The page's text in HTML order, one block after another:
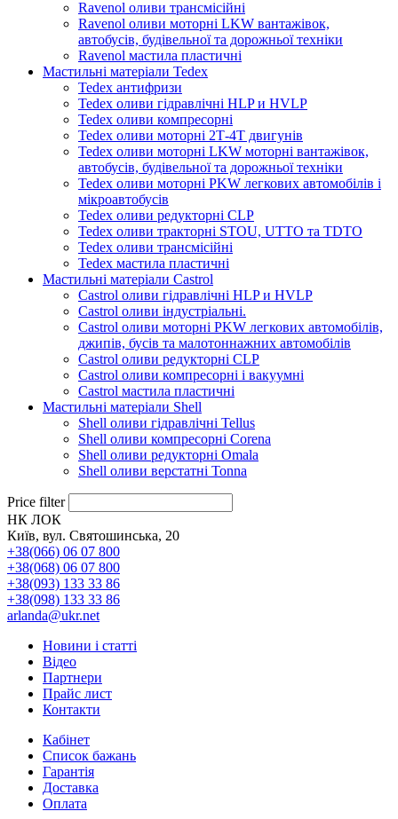
Ravenol оливи трансмісійні
Ravenol оливи моторні LKW вантажівок,
автобусів, будівельної та дорожньої техніки
Ravenol мастила пластичні
Мастильні матеріали Tedex
Tedex антифризи
Tedex оливи гідравлічні HLP и HVLP
Tedex оливи компресорні
Tedex оливи моторні 2Т-4Т двигунів
Tedex оливи моторні LKW моторні вантажівок,
автобусів, будівельної та дорожньої техніки
Tedex оливи моторні PKW легкових автомобілів і
мікроавтобусів
Tedex оливи редукторні CLP
Tedex оливи тракторні STOU, UTTO та TDTO
Tedex оливи трансмісійні
Tedex мастила пластичні
Мастильні матеріали Castrol
Castrol оливи гідравлічні HLP и HVLP
Castrol оливи індустріальні.
Castrol оливи моторні PKW легкових автомобілів,
джипів, бусів та малотоннажних автомобілів
Castrol оливи редукторні CLP
Castrol оливи компресорні і вакуумні
Castrol мастила пластичні
Мастильні матеріали Shell
Shell оливи гідравлічні Tellus
Shell оливи компресорні Corena
Shell оливи редукторні Omala
Shell оливи верстатні Tonna
Price filter
НК ЛОК
Київ, вул. Святошинська, 20
+38(066) 06 07 800
+38(068) 06 07 800
+38(093) 133 33 86
+38(098) 133 33 86
arlanda@ukr.net
Новини і статті
Відео
Партнери
Прайс лист
Контакти
Кабінет
Список бажань
Гарантія
Доставка
Оплата